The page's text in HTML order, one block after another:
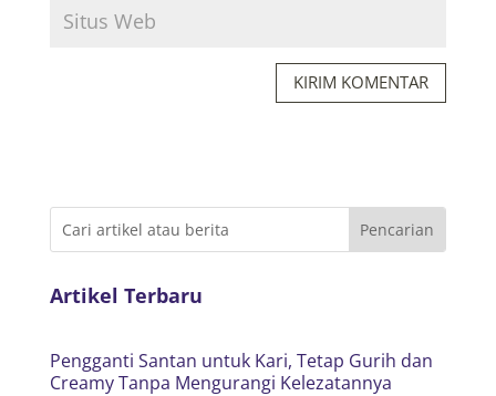
KIRIM KOMENTAR
Artikel Terbaru
Pengganti Santan untuk Kari, Tetap Gurih dan
Creamy Tanpa Mengurangi Kelezatannya